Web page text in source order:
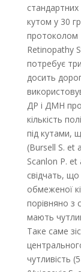
стандартних
кутом у 30
протоколом
Retinopathy
потребує
досить
ДР і ДМН
кількість
під кутами,
(Bursell S. et
Scanlon P. et
свідчать,
обмеженої
порівняно з
мають
Таке саме
чутливість